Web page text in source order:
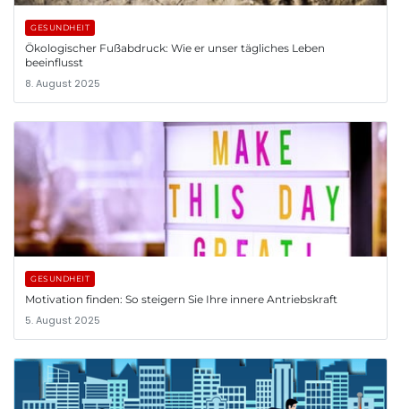
GESUNDHEIT
Ökologischer Fußabdruck: Wie er unser tägliches Leben
beeinflusst
8. August 2025
GESUNDHEIT
Motivation finden: So steigern Sie Ihre innere Antriebskraft
5. August 2025